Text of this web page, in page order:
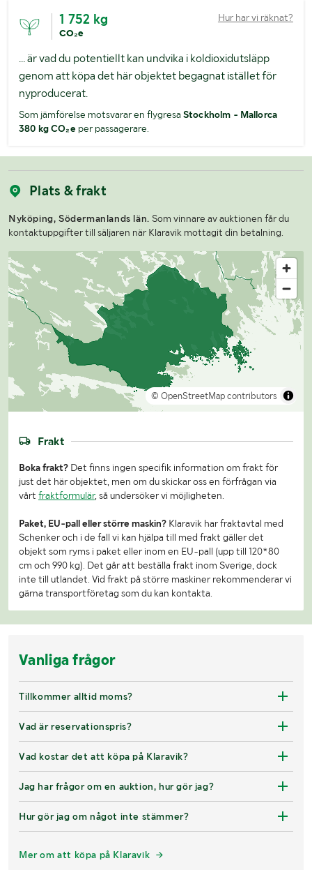
1 752 kg
CO₂e
Hur har vi räknat?
... är vad du potentiellt kan undvika i koldioxidutsläpp
genom att köpa det här objektet begagnat istället för
nyproducerat.
Som jämförelse motsvarar en flygresa Stockholm - Mallorca
380 kg CO₂eper passagerare.
Plats & frakt
Nyköping, Södermanlands län. Som vinnare av auktionen får du
kontaktuppgifter till säljaren när Klaravik mottagit din betalning.
© OpenStreetMap contributors
Frakt
Boka frakt? Det finns ingen specifik information om frakt för
just det här objektet, men om du skickar oss en förfrågan via
vårt fraktformulär, så undersöker vi möjligheten.
Paket, EU-pall eller större maskin? Klaravik har fraktavtal med
Schenker och i de fall vi kan hjälpa till med frakt gäller det
objekt som ryms i paket eller inom en EU-pall (upp till 120*80
cm och 990 kg). Det går att beställa frakt inom Sverige, dock
inte till utlandet. Vid frakt på större maskiner rekommenderar vi
gärna transportföretag som du kan kontakta.
Vanliga frågor
Tillkommer alltid moms?
Vad är reservationspris?
Vad kostar det att köpa på Klaravik?
Jag har frågor om en auktion, hur gör jag?
Hur gör jag om något inte stämmer?
Mer om att köpa på Klaravik